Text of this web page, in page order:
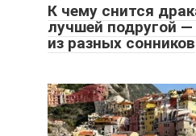
К чему снится
лучшей подругой
из разных сонников